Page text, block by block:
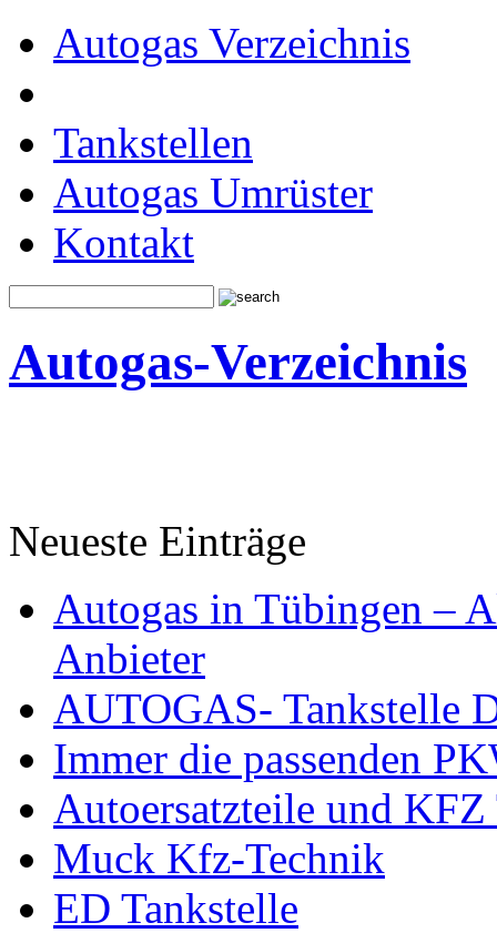
Autogas Verzeichnis
Tankstellen
Autogas Umrüster
Kontakt
Autogas-Verzeichnis
Neueste Einträge
Autogas in Tübingen –
Anbieter
AUTOGAS- Tankstelle
Immer die passenden
Autoersatzteile und
Muck Kfz-Technik
ED Tankstelle